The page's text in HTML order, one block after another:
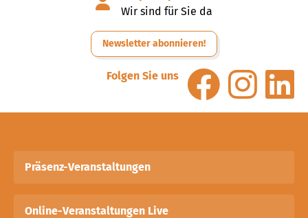
Wir sind für Sie da
Newsletter abonnieren!
Folgen Sie uns
Präsenz-Veranstaltungen
Online-Veranstaltungen Live